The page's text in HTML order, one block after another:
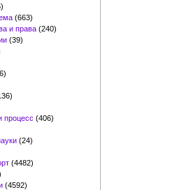
(663)
и права (240)
(39)
процесс (406)
(24)
(4482)
(4592)